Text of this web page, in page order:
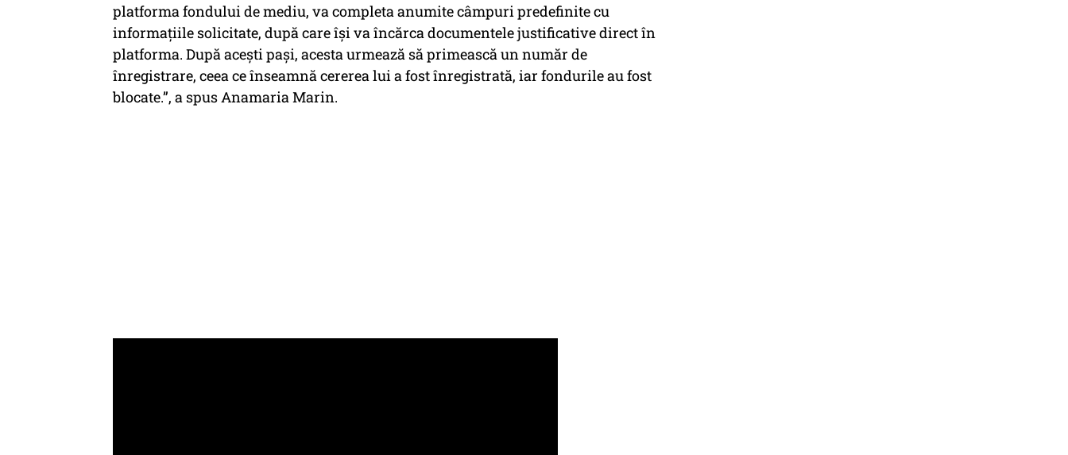
platforma fondului de mediu, va completa anumite câmpuri predefinite cu
informațiile solicitate, după care își va încărca documentele justificative direct în
platforma. După acești pași, acesta urmează să primească un număr de
înregistrare, ceea ce înseamnă cererea lui a fost înregistrată, iar fondurile au fost
blocate.”, a spus Anamaria Marin.